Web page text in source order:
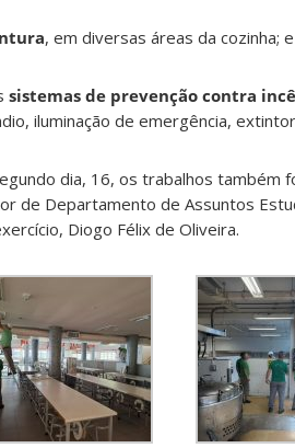
, em diversas áreas da cozinha; e
sistemas de prevenção contra
iluminação de emergência,
dia, 16, os trabalhos também
de Departamento de Assuntos
Diogo Félix de Oliveira.